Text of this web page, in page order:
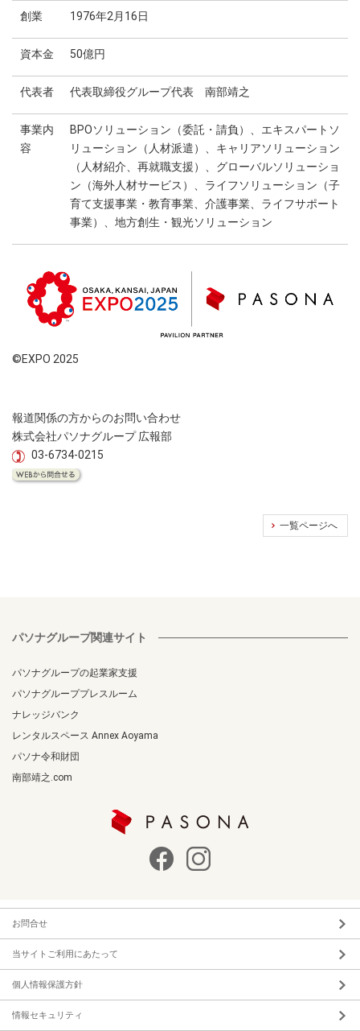
創業 1976年2月16日
資本金 50億円
代表者 代表取締役グループ代表 南部靖之
事業内
容
BPOソリューション（委託・請負）、エキスパートソ
リューション（人材派遣）、キャリアソリューション
（人材紹介、再就職支援）、グローバルソリューショ
ン（海外人材サービス）、ライフソリューション（子
育て支援事業・教育事業、介護事業、ライフサポート
事業）、地方創生・観光ソリューション
©EXPO 2025
報道関係の方からのお問い合わせ
株式会社パソナグループ 広報部
03-6734-0215
一覧ページへ
パソナグループ関連サイト
パソナグループの起業家支援
パソナグループプレスルーム
ナレッジバンク
レンタルスペース Annex Aoyama
パソナ令和財団
南部靖之.com
お問合せ
当サイトご利用にあたって
個人情報保護方針
情報セキュリティ